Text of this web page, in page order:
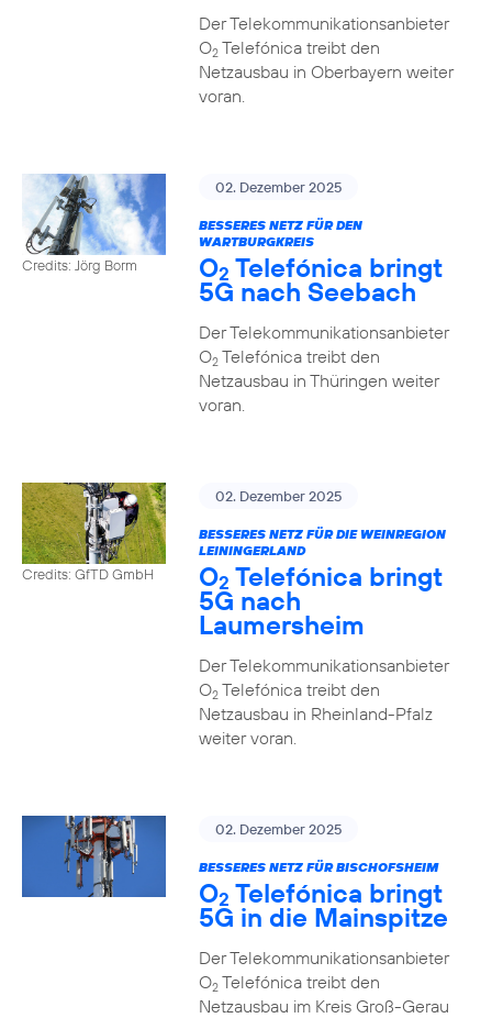
Der Telekommunikationsanbieter
O2Telefónica treibt den
Netzausbau in Oberbayern weiter
voran.
Credits: Jörg Borm
02. Dezember 2025
BESSERES NETZ FÜR DEN
WARTBURGKREIS
O2 Telefónica bringt
5G nach Seebach
Der Telekommunikationsanbieter
O2Telefónica treibt den
Netzausbau in Thüringen weiter
voran.
Credits: GfTD GmbH
02. Dezember 2025
BESSERES NETZ FÜR DIE WEINREGION
LEININGERLAND
O2 Telefónica bringt
5G nach
Laumersheim
Der Telekommunikationsanbieter
O2Telefónica treibt den
Netzausbau in Rheinland-Pfalz
weiter voran.
02. Dezember 2025
BESSERES NETZ FÜR BISCHOFSHEIM
O2 Telefónica bringt
5G in die Mainspitze
Der Telekommunikationsanbieter
O2Telefónica treibt den
Netzausbau im Kreis Groß-Gerau